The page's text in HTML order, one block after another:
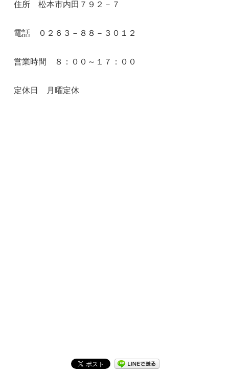
住所 松本市内田７９２－７
電話 ０２６３－８８－３０１２
営業時間 ８：００～１７：００
定休日 月曜定休